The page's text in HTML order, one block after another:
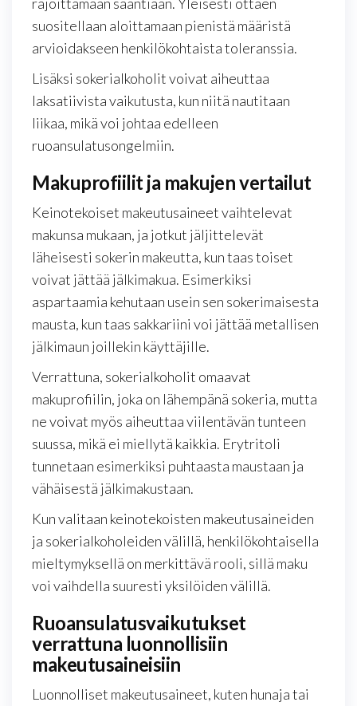
suositellaan aloittamaan pienistä määristä
arvioidakseen henkilökohtaista toleranssia.
Lisäksi sokerialkoholit voivat aiheuttaa
laksatiivista vaikutusta, kun niitä nautitaan
liikaa, mikä voi johtaa edelleen
ruoansulatusongelmiin.
Makuprofiilit ja makujen vertailut
Keinotekoiset makeutusaineet vaihtelevat
makunsa mukaan, ja jotkut jäljittelevät
läheisesti sokerin makeutta, kun taas toiset
voivat jättää jälkimakua. Esimerkiksi
aspartaamia kehutaan usein sen sokerimaisesta
mausta, kun taas sakkariini voi jättää metallisen
jälkimaun joillekin käyttäjille.
Verrattuna, sokerialkoholit omaavat
makuprofiilin, joka on lähempänä sokeria, mutta
ne voivat myös aiheuttaa viilentävän tunteen
suussa, mikä ei miellytä kaikkia. Erytritoli
tunnetaan esimerkiksi puhtaasta maustaan ja
vähäisestä jälkimakustaan.
Kun valitaan keinotekoisten makeutusaineiden
ja sokerialkoholeiden välillä, henkilökohtaisella
mieltymyksellä on merkittävä rooli, sillä maku
voi vaihdella suuresti yksilöiden välillä.
Ruoansulatusvaikutukset
verrattuna luonnollisiin
makeutusaineisiin
Luonnolliset makeutusaineet, kuten hunaja tai